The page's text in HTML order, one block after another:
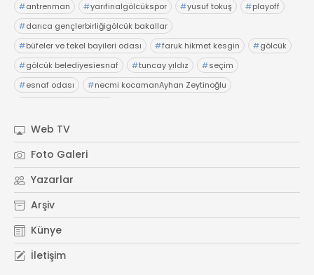
#antrenman #yarıfinalgölcükspor #yusuf tokuş #playoff
#darıca gençlerbirliğigölcük bakallar
#büfeler ve tekel bayileri odası #faruk hikmet kesgin #gölcük
#gölcük belediyesiesnaf #tuncay yıldız #seçim
#esnaf odası #necmi kocamanAyhan Zeytinoğlu
Web TV
Foto Galeri
Yazarlar
Arşiv
Künye
İletişim